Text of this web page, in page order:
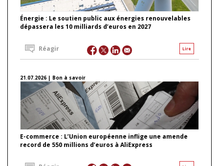
Énergie : Le soutien public aux énergies renouvelables
dépassera les 10 milliards d’euros en 2027
Lire
Réagir
21.07.2026 | Bon à savoir
E-commerce : L’Union européenne inflige une amende
record de 550 millions d’euros à AliExpress